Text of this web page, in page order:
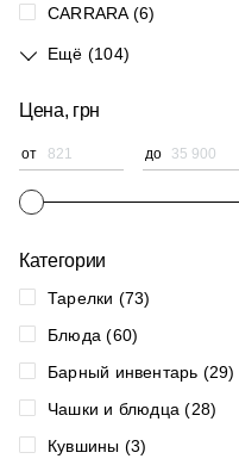
CARRARA (6)
Ещё (104)
Цена, грн
от до
Категории
Тарелки (73)
Блюда (60)
Барный инвентарь (29)
Чашки и блюдца (28)
Кувшины (3)